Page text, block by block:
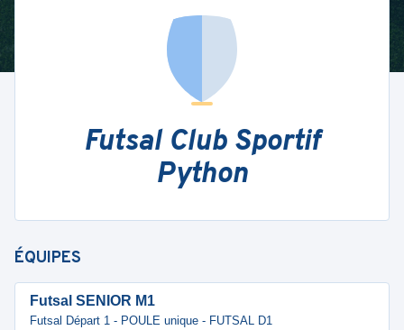
Futsal Club Sportif
Python
ÉQUIPES
Futsal SENIOR M1
Futsal Départ 1 - POULE unique - FUTSAL D1